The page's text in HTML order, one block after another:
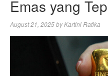
Emas yang
August 21, 2025byKartini Ratika